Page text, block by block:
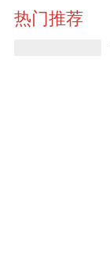
热门推荐